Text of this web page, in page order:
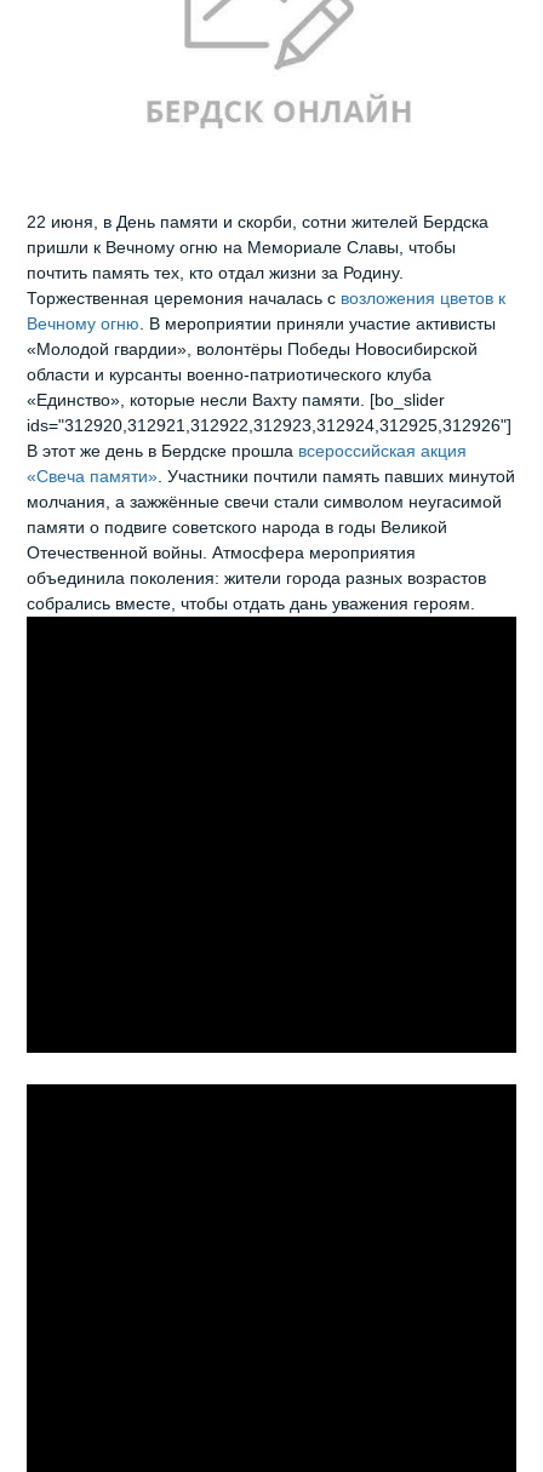
22 июня, в День памяти и скорби, сотни жителей Бердска
пришли к Вечному огню на Мемориале Славы, чтобы
почтить память тех, кто отдал жизни за Родину.
Торжественная церемония началась с возложения цветов к
Вечному огню . В мероприятии приняли участие активисты
«Молодой гвардии», волонтёры Победы Новосибирской
области и курсанты военно‑патриотического клуба
«Единство», которые несли Вахту памяти. [bo_slider
ids="312920,312921,312922,312923,312924,312925,312926"]
В этот же день в Бердске прошла всероссийская акция
«Свеча памяти» . Участники почтили память павших минутой
молчания, а зажжённые свечи стали символом неугасимой
памяти о подвиге советского народа в годы Великой
Отечественной войны. Атмосфера мероприятия
объединила поколения: жители города разных возрастов
собрались вместе, чтобы отдать дань уважения героям.